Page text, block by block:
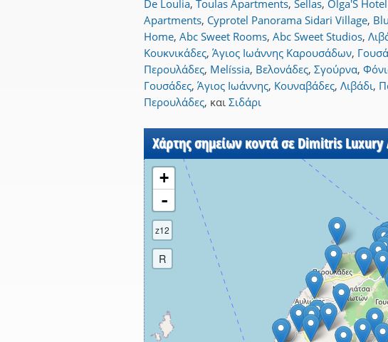
De Loulia, Toulas Apartments, Sellas, Olga'S
Apartments, Cyprotel Panorama Sidari Village,
Home, Abc Sweet Rooms, Abc Sweet Studios,
Κουκνικάδες, Άγιος Ιωάννης Καρουσάδων,
Περουλάδες, Melíssia, Βελονάδες, Σγούρνα,
Γουσάδες, Άγιος Ιωάννης, Κουναβάδες, Λιβάδι,
Περουλάδες, και Σιδάρι
Χάρτης σημείων κοντά σε Dimitris
+
-
z12
R